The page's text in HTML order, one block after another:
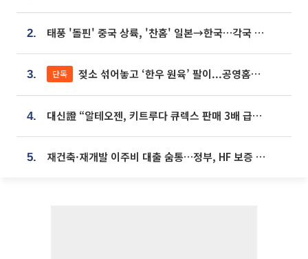
2. 태풍 '돌핀' 중국 상륙, '찬홈' 일본→한국…각국 기상청 예상 경로는?
3. 단독 젖소 섞어놓고 ‘한우 원육’ 팔이...공영홈쇼핑 표기·검증 구멍
4. 대신證 “알테오젠, 키트루다 큐렉스 판매 3배 급증…목표가 41만원 상향”
5. 재건축·재개발 이주비 대출 숨통…정부, HF 보증 신설 추진